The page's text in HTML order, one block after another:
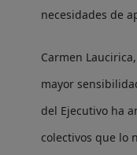
necesidades de
Carmen
mayor
del Ejecutivo ha
colectivos que lo